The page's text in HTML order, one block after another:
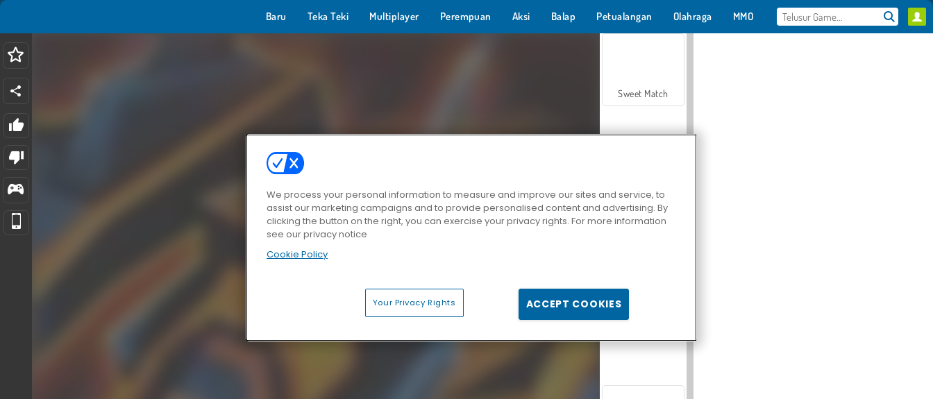
Baru Teka Teki Multiplayer Perempuan Aksi Balap Petualangan Olahraga MMO
Sweet Match
Zen Solitaire
We process your personal information to measure and improve our sites and service, to
assist our marketing campaigns and to provide personalised content and advertising. By
clicking the button on the right, you can exercise your privacy rights. For more information
see our privacy notice
Cookie Policy
Your Privacy Rights ACCEPT COOKIES